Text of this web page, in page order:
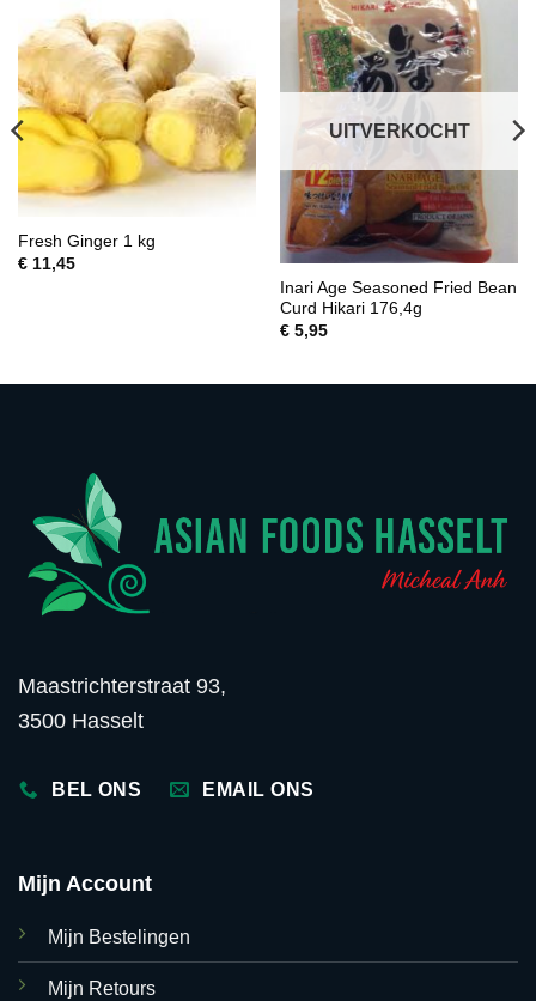
Fresh Ginger 1 kg
€11,45
UITVERKOCHT
Inari Age Seasoned Fried Bean
Curd Hikari 176,4g
€5,95
Maastrichterstraat 93,
3500 Hasselt
BEL ONS EMAIL ONS
Mijn Account
Mijn Bestelingen
Mijn Retours